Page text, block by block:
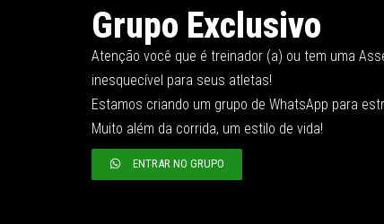
Grupo Exclusivo
Atenção você que é treinador (a) ou tem uma
inesquecível para seus atletas!
Estamos criando um grupo de WhatsApp para
Muito além da corrida, um estilo de vida!
ENTRAR NO GRUPO